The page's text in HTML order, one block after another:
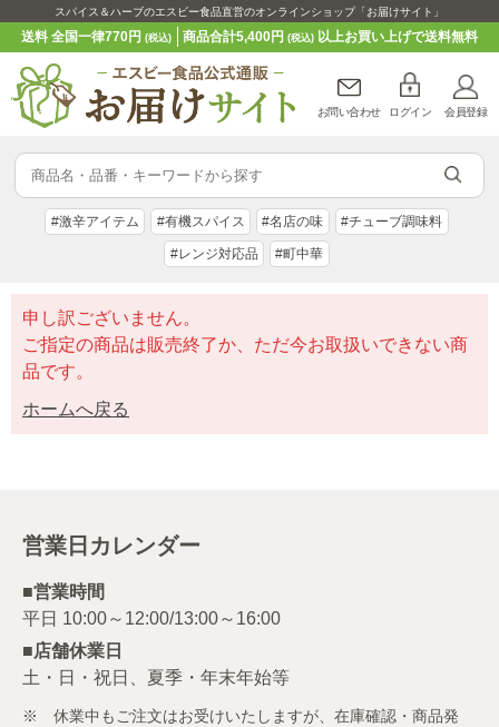
スパイス＆ハーブのエスビー食品直営のオンラインショップ「お届けサイト」
送料 全国一律770円(税込) 商品合計5,400円 (税込)以上お買い上げで送料無料
お問い合わせ ログイン 会員登録
#激辛アイテム #有機スパイス #名店の味 #チューブ調味料
#レンジ対応品 #町中華
申し訳ございません。
ご指定の商品は販売終了か、ただ今お取扱いできない商
品です。
ホームへ戻る
営業日カレンダー
■営業時間
■店舗休業日
土・日・祝日、夏季・年末年始等
※ 休業中もご注文はお受けいたしますが、在庫確認・商品発